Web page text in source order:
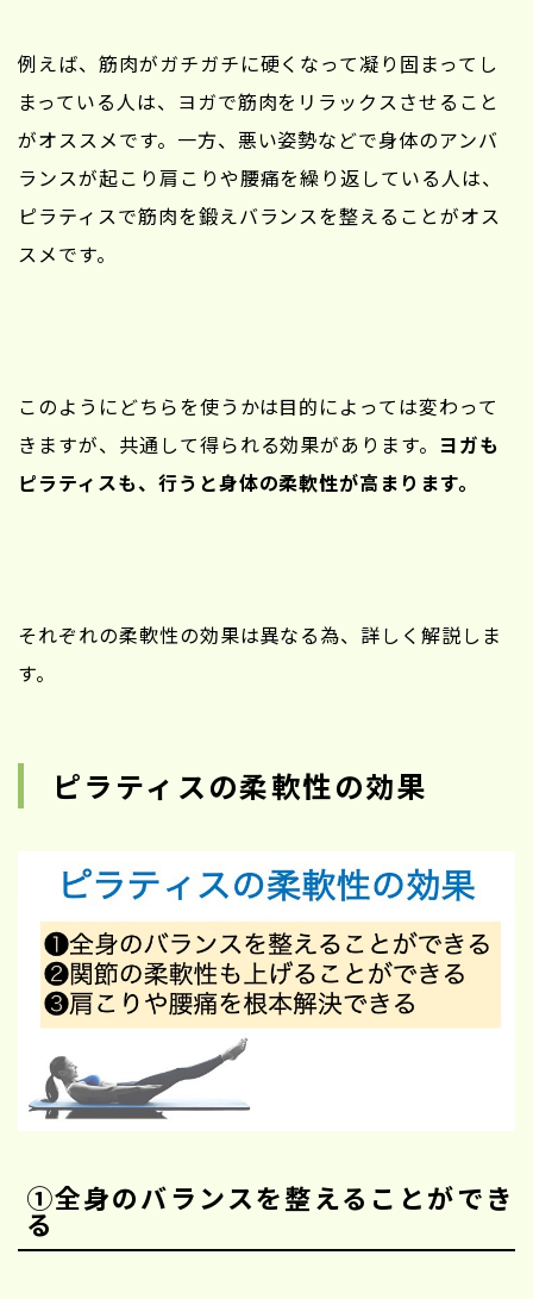
例えば、筋肉がガチガチに硬くなって凝り固まってし
まっている人は、ヨガで筋肉をリラックスさせること
がオススメです。一方、悪い姿勢などで身体のアンバ
ランスが起こり肩こりや腰痛を繰り返している人は、
ピラティスで筋肉を鍛えバランスを整えることがオス
スメです。
このようにどちらを使うかは目的によっては変わって
きますが、共通して得られる効果があります。 ヨガも
ピラティスも、行うと身体の柔軟性が高まります。
それぞれの柔軟性の効果は異なる為、詳しく解説しま
す。
ピラティスの柔軟性の効果
①全身のバランスを整えることができ
る